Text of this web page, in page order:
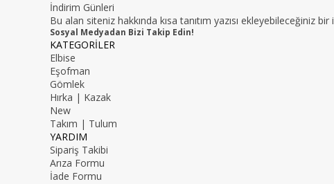
İndirim Günleri
Bu alan siteniz hakkında kısa tanıtım yazısı ekleyebileceğiniz
Sosyal Medyadan Bizi Takip Edin!
KATEGORİLER
Elbise
Eşofman
Gömlek
Hırka | Kazak
New
Takım | Tulum
YARDIM
Sipariş Takibi
Arıza Formu
İade Formu